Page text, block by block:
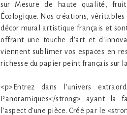
sur Mesure de haute qualité,
Écologique. Nos créations,
décor mural artistique français et
offrant une touche d'art et
viennent sublimer vos espaces en
richesse du papier peint français sur
<p>Entrez dans l'univers
Panoramiques</strong> ayant la
l'aspect d'une pièce. Créé par le